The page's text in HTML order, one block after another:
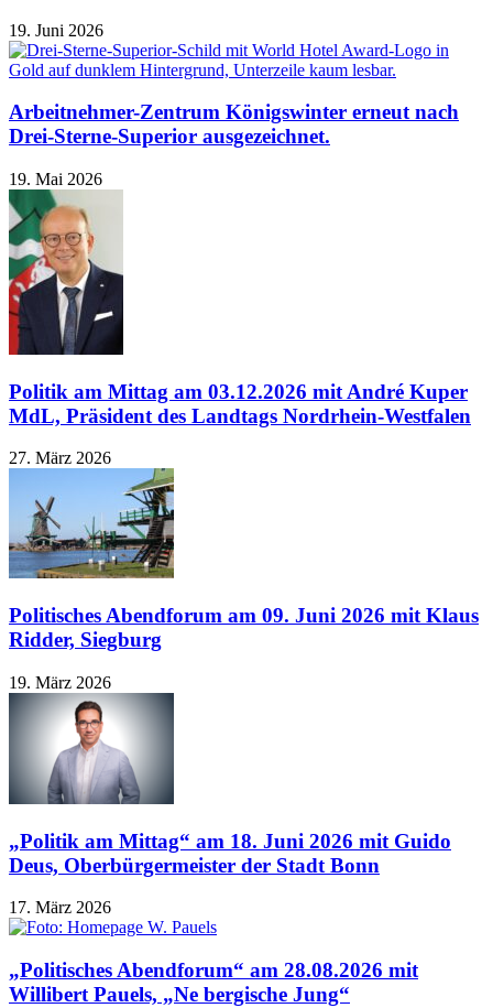
19. Juni 2026
Arbeitnehmer-Zentrum Königswinter erneut nach
Drei-Sterne-Superior ausgezeichnet.
19. Mai 2026
Politik am Mittag am 03.12.2026 mit André Kuper
MdL, Präsident des Landtags Nordrhein-Westfalen
27. März 2026
Politisches Abendforum am 09. Juni 2026 mit Klaus
Ridder, Siegburg
19. März 2026
„Politik am Mittag“ am 18. Juni 2026 mit Guido
Deus, Oberbürgermeister der Stadt Bonn
17. März 2026
„Politisches Abendforum“ am 28.08.2026 mit
Willibert Pauels, „Ne bergische Jung“